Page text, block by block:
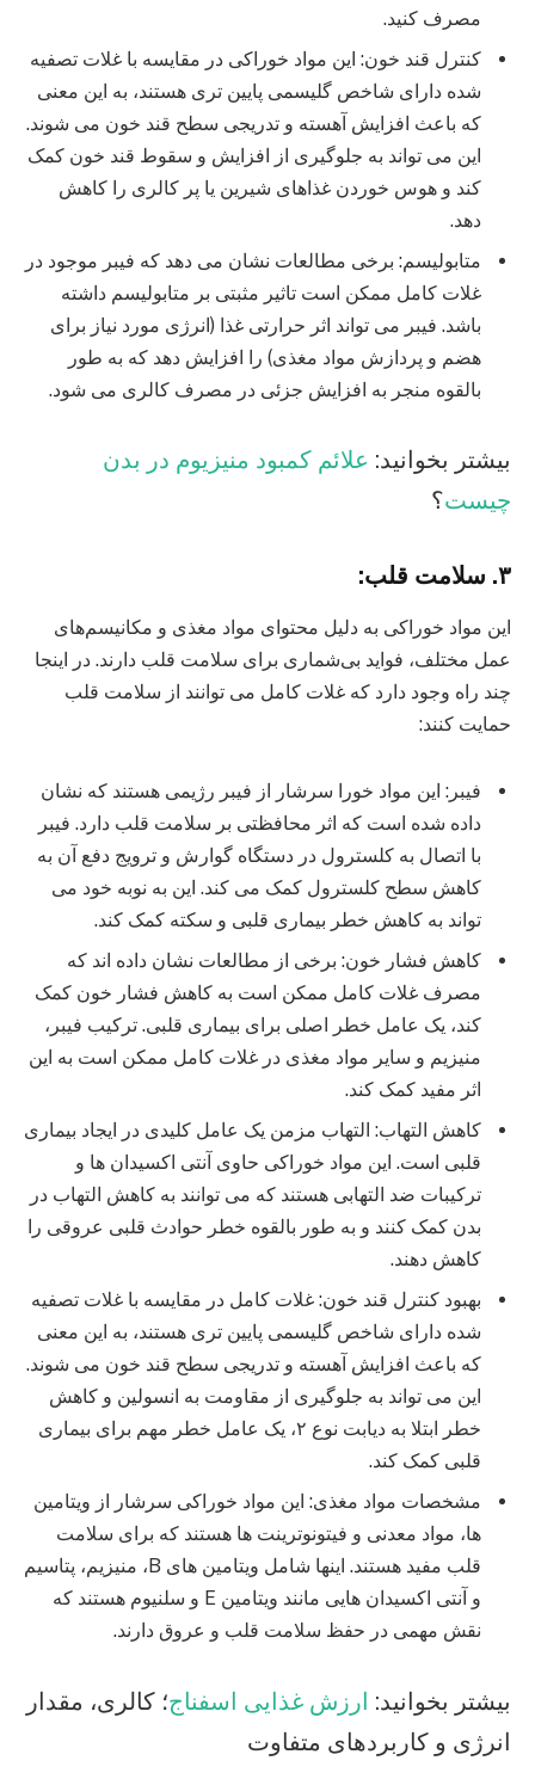
مصرف کنید.
کنترل قند خون: این مواد خوراکی در مقایسه با غلات تصفیه
شده دارای شاخص گلیسمی پایین تری هستند، به این معنی
که باعث افزایش آهسته و تدریجی سطح قند خون می شوند.
این می تواند به جلوگیری از افزایش و سقوط قند خون کمک
کند و هوس خوردن غذاهای شیرین یا پر کالری را کاهش
دهد.
متابولیسم: برخی مطالعات نشان می دهد که فیبر موجود در
غلات کامل ممکن است تاثیر مثبتی بر متابولیسم داشته
باشد. فیبر می تواند اثر حرارتی غذا (انرژی مورد نیاز برای
هضم و پردازش مواد مغذی) را افزایش دهد که به طور
بالقوه منجر به افزایش جزئی در مصرف کالری می شود.
بیشتر بخوانید: علائم کمبود منیزیوم در بدن
چیست؟
۳. سلامت قلب:
این مواد خوراکی به دلیل محتوای مواد مغذی و مکانیسم‌های
عمل مختلف، فواید بی‌شماری برای سلامت قلب دارند. در اینجا
چند راه وجود دارد که غلات کامل می توانند از سلامت قلب
حمایت کنند:
فیبر: این مواد خورا سرشار از فیبر رژیمی هستند که نشان
داده شده است که اثر محافظتی بر سلامت قلب دارد. فیبر
با اتصال به کلسترول در دستگاه گوارش و ترویج دفع آن به
کاهش سطح کلسترول کمک می کند. این به نوبه خود می
تواند به کاهش خطر بیماری قلبی و سکته کمک کند.
کاهش فشار خون: برخی از مطالعات نشان داده اند که
مصرف غلات کامل ممکن است به کاهش فشار خون کمک
کند، یک عامل خطر اصلی برای بیماری قلبی. ترکیب فیبر،
منیزیم و سایر مواد مغذی در غلات کامل ممکن است به این
اثر مفید کمک کند.
کاهش التهاب: التهاب مزمن یک عامل کلیدی در ایجاد بیماری
قلبی است. این مواد خوراکی حاوی آنتی اکسیدان ها و
ترکیبات ضد التهابی هستند که می توانند به کاهش التهاب در
بدن کمک کنند و به طور بالقوه خطر حوادث قلبی عروقی را
کاهش دهند.
بهبود کنترل قند خون: غلات کامل در مقایسه با غلات تصفیه
شده دارای شاخص گلیسمی پایین تری هستند، به این معنی
که باعث افزایش آهسته و تدریجی سطح قند خون می شوند.
این می تواند به جلوگیری از مقاومت به انسولین و کاهش
خطر ابتلا به دیابت نوع ۲، یک عامل خطر مهم برای بیماری
قلبی کمک کند.
مشخصات مواد مغذی: این مواد خوراکی سرشار از ویتامین
ها، مواد معدنی و فیتونوترینت ها هستند که برای سلامت
قلب مفید هستند. اینها شامل ویتامین های B، منیزیم، پتاسیم
و آنتی اکسیدان هایی مانند ویتامین E و سلنیوم هستند که
نقش مهمی در حفظ سلامت قلب و عروق دارند.
بیشتر بخوانید: ارزش غذایی اسفناج؛ کالری، مقدار
انرژی و کاربردهای متفاوت